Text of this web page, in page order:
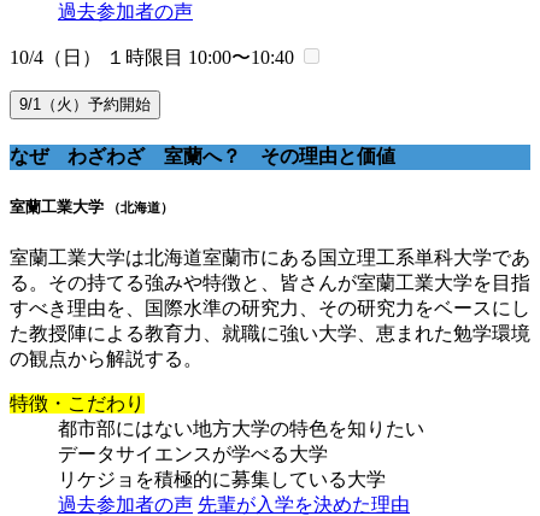
過去参加者の声
10/4（日） １時限目 10:00〜10:40
9/1（火）予約開始
なぜ わざわざ 室蘭へ？ その理由と価値
室蘭工業大学 （北海道）
室蘭工業大学は北海道室蘭市にある国立理工系単科大学であ
る。その持てる強みや特徴と、皆さんが室蘭工業大学を目指
すべき理由を、国際水準の研究力、その研究力をベースにし
た教授陣による教育力、就職に強い大学、恵まれた勉学環境
の観点から解説する。
特徴・こだわり
都市部にはない地方大学の特色を知りたい
データサイエンスが学べる大学
リケジョを積極的に募集している大学
過去参加者の声 先輩が入学を決めた理由